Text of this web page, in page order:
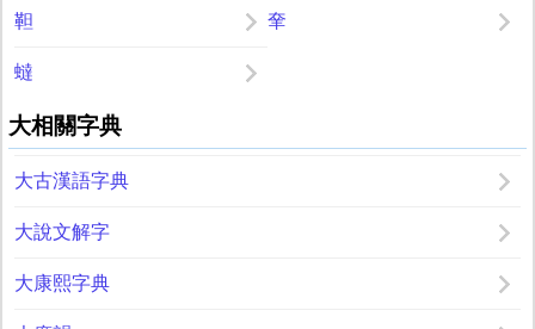
靼 羍
蟽
大相關字典
大古漢語字典
大說文解字
大康熙字典